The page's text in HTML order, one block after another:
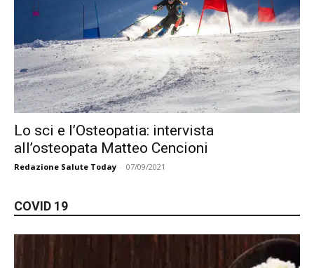
Lo sci e l’Osteopatia: intervista
all’osteopata Matteo Cencioni
Redazione Salute Today - 07/09/2021
COVID 19